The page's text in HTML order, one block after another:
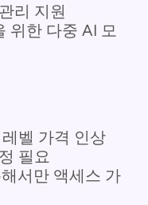
리 지원
위한 다중 AI 모
벨 가격 인상
필요
서만 액세스 가